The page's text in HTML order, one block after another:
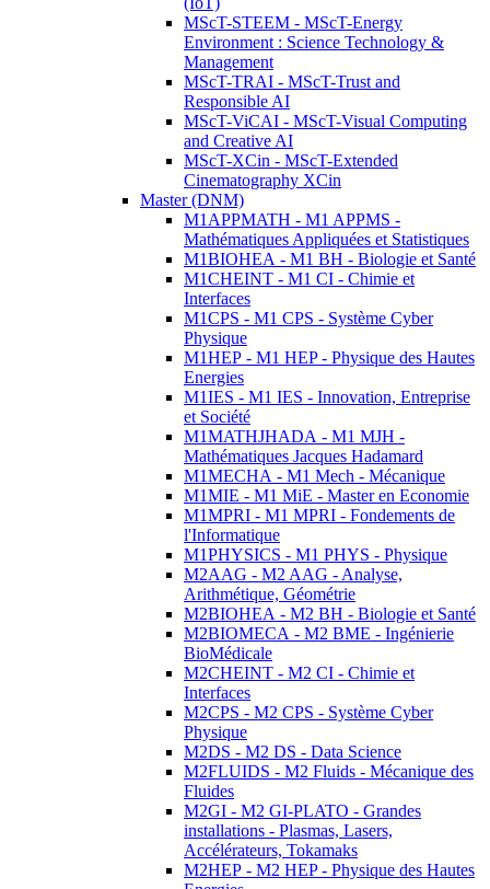
MScT-STEEM - MScT-Energy
Environment : Science Technology &
Management
MScT-TRAI - MScT-Trust and
Responsible AI
MScT-ViCAI - MScT-Visual Computing
and Creative AI
MScT-XCin - MScT-Extended
Cinematography XCin
Master (DNM)
M1APPMATH - M1 APPMS -
Mathématiques Appliquées et Statistiques
M1BIOHEA - M1 BH - Biologie et Santé
M1CHEINT - M1 CI - Chimie et
Interfaces
M1CPS - M1 CPS - Système Cyber
Physique
M1HEP - M1 HEP - Physique des Hautes
Energies
M1IES - M1 IES - Innovation, Entreprise
et Société
M1MATHJHADA - M1 MJH -
Mathématiques Jacques Hadamard
M1MECHA - M1 Mech - Mécanique
M1MIE - M1 MiE - Master en Economie
M1MPRI - M1 MPRI - Fondements de
l'Informatique
M1PHYSICS - M1 PHYS - Physique
M2AAG - M2 AAG - Analyse,
Arithmétique, Géométrie
M2BIOHEA - M2 BH - Biologie et Santé
M2BIOMECA - M2 BME - Ingénierie
BioMédicale
M2CHEINT - M2 CI - Chimie et
Interfaces
M2CPS - M2 CPS - Système Cyber
Physique
M2DS - M2 DS - Data Science
M2FLUIDS - M2 Fluids - Mécanique des
Fluides
M2GI - M2 GI-PLATO - Grandes
installations - Plasmas, Lasers,
Accélérateurs, Tokamaks
M2HEP - M2 HEP - Physique des Hautes